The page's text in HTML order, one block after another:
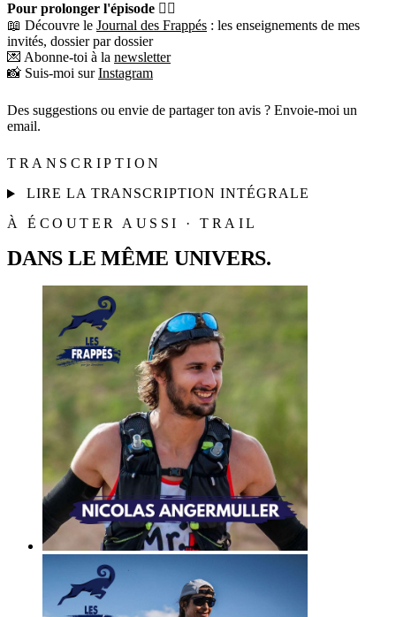
Pour prolonger l'épisode 👇🏼
📖 Découvre le Journal des Frappés : les enseignements de mes
invités, dossier par dossier
💌 Abonne-toi à la newsletter
📸 Suis-moi surInstagram
Des suggestions ou envie de partager ton avis ? Envoie-moi un
email.
TRANSCRIPTION
LIRE LA TRANSCRIPTION INTÉGRALE
À ÉCOUTER AUSSI · TRAIL
DANS LE MÊME UNIVERS.